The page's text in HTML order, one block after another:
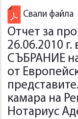
Свали файла
Отчет за
26.06.2010
СЪБРАНИЕ
от
камара на
Нотариус